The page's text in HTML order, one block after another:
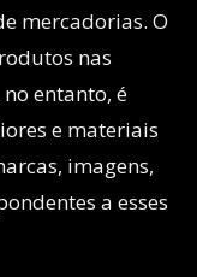
mercadorias. O
nas
entanto, é
e materiais
imagens,
a esses